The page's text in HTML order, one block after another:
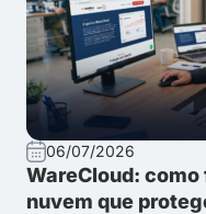
06/07/2026
WareCloud:
nuvem que